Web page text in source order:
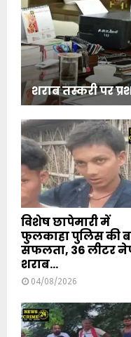
शराब तस्करी पर
विशेष छापेमारी में
फुलकाहा पुलिस की
सफलता, 36 लीटर
शराब...
04/08/2026